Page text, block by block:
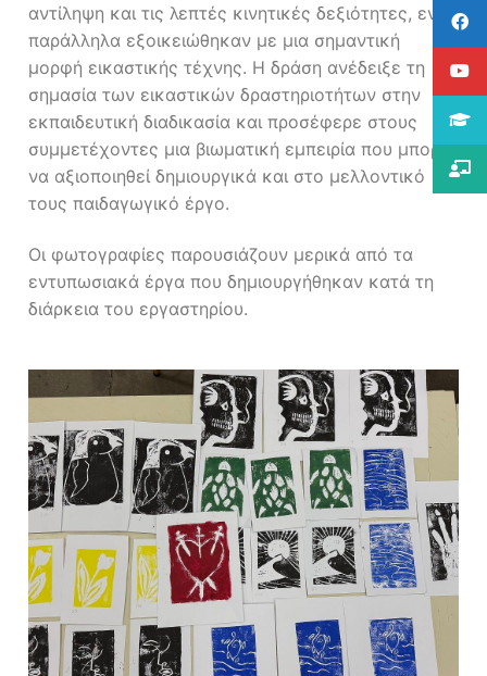
αντίληψη και τις λεπτές κινητικές δεξιότητες, ενώ
παράλληλα εξοικειώθηκαν με μια σημαντική
μορφή εικαστικής τέχνης. Η δράση ανέδειξε τη
σημασία των εικαστικών δραστηριοτήτων στην
εκπαιδευτική διαδικασία και προσέφερε στους
συμμετέχοντες μια βιωματική εμπειρία που μπορεί
να αξιοποιηθεί δημιουργικά και στο μελλοντικό
τους παιδαγωγικό έργο.
Οι φωτογραφίες παρουσιάζουν μερικά από τα
εντυπωσιακά έργα που δημιουργήθηκαν κατά τη
διάρκεια του εργαστηρίου.